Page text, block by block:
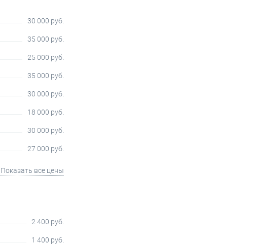
30 000 руб.
35 000 руб.
25 000 руб.
35 000 руб.
30 000 руб.
18 000 руб.
30 000 руб.
27 000 руб.
Показать все цены
2 400 руб.
1 400 руб.